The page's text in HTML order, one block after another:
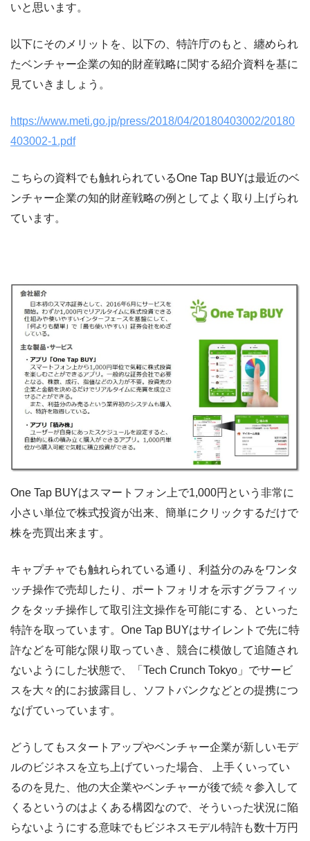
いと思います。
以下にそのメリットを、以下の、特許庁のもと、纏められ
たベンチャー企業の知的財産戦略に関する紹介資料を基に
見ていきましょう。
https://www.meti.go.jp/press/2018/04/20180403002/20180
403002-1.pdf
こちらの資料でも触れられているOne Tap BUYは最近のベ
ンチャー企業の知的財産戦略の例としてよく取り上げられ
ています。
One Tap BUYはスマートフォン上で1,000円という非常に
小さい単位で株式投資が出来、簡単にクリックするだけで
株を売買出来ます。
キャプチャでも触れられている通り、利益分のみをワンタ
ッチ操作で売却したり、ポートフォリオを示すグラフィッ
クをタッチ操作して取引注文操作を可能にする、といった
特許を取っています。One Tap BUYはサイレントで先に特
許などを可能な限り取っていき、競合に模倣して追随され
ないようにした状態で、「Tech Crunch Tokyo」でサービ
スを大々的にお披露目し、ソフトバンクなどとの提携につ
なげていっています。
どうしてもスタートアップやベンチャー企業が新しいモデ
ルのビジネスを立ち上げていった場合、 上手くいってい
るのを見た、他の大企業やベンチャーが後で続々参入して
くるというのはよくある構図なので、そういった状況に陥
らないようにする意味でもビジネスモデル特許も数十万円